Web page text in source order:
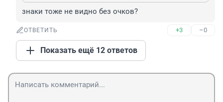
знаки тоже не видно без очков?
ОТВЕТИТЬ +3 –0
Показать ещё 12 ответов